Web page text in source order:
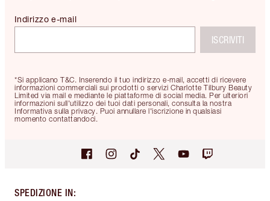
*Si applicano T&C. Inserendo il tuo indirizzo e-mail, accetti di ricevere
informazioni commerciali sui prodotti o servizi Charlotte Tilbury Beauty
Limited via mail e mediante le piattaforme di social media. Per ulteriori
informazioni sull'utilizzo dei tuoi dati personali, consulta la nostra
Informativa sulla privacy. Puoi annullare l'iscrizione in qualsiasi
momento contattandoci.
Indirizzo e-mail
ISCRIVITI
SPEDIZIONE IN: